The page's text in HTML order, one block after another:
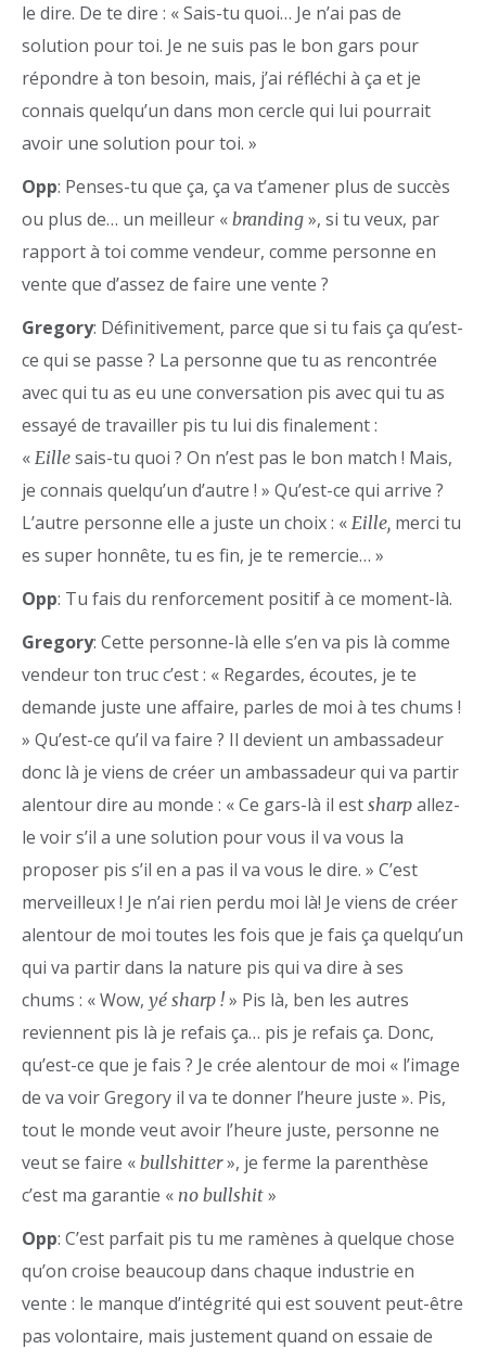
le dire. De te dire : « Sais-tu quoi… Je n’ai pas de
solution pour toi. Je ne suis pas le bon gars pour
répondre à ton besoin, mais, j’ai réfléchi à ça et je
connais quelqu’un dans mon cercle qui lui pourrait
avoir une solution pour toi. »
Opp: Penses-tu que ça, ça va t’amener plus de succès
ou plus de… un meilleur « branding », si tu veux, par
rapport à toi comme vendeur, comme personne en
vente que d’assez de faire une vente ?
Gregory: Définitivement, parce que si tu fais ça qu’est-
ce qui se passe ? La personne que tu as rencontrée
avec qui tu as eu une conversation pis avec qui tu as
essayé de travailler pis tu lui dis finalement :
« Eille sais-tu quoi ? On n’est pas le bon match ! Mais,
je connais quelqu’un d’autre ! » Qu’est-ce qui arrive ?
L’autre personne elle a juste un choix : « Eille, merci tu
es super honnête, tu es fin, je te remercie… »
Opp: Tu fais du renforcement positif à ce moment-là.
Gregory: Cette personne-là elle s’en va pis là comme
vendeur ton truc c’est : « Regardes, écoutes, je te
demande juste une affaire, parles de moi à tes chums !
» Qu’est-ce qu’il va faire ? Il devient un ambassadeur
donc là je viens de créer un ambassadeur qui va partir
alentour dire au monde : « Ce gars-là il est sharp allez-
le voir s’il a une solution pour vous il va vous la
proposer pis s’il en a pas il va vous le dire. » C’est
merveilleux ! Je n’ai rien perdu moi là! Je viens de créer
alentour de moi toutes les fois que je fais ça quelqu’un
qui va partir dans la nature pis qui va dire à ses
chums : « Wow, yé sharp ! » Pis là, ben les autres
reviennent pis là je refais ça… pis je refais ça. Donc,
qu’est-ce que je fais ? Je crée alentour de moi « l’image
de va voir Gregory il va te donner l’heure juste ». Pis,
tout le monde veut avoir l’heure juste, personne ne
veut se faire « bullshitter», je ferme la parenthèse
c’est ma garantie « no bullshit »
Opp: C’est parfait pis tu me ramènes à quelque chose
qu’on croise beaucoup dans chaque industrie en
vente : le manque d’intégrité qui est souvent peut-être
pas volontaire, mais justement quand on essaie de